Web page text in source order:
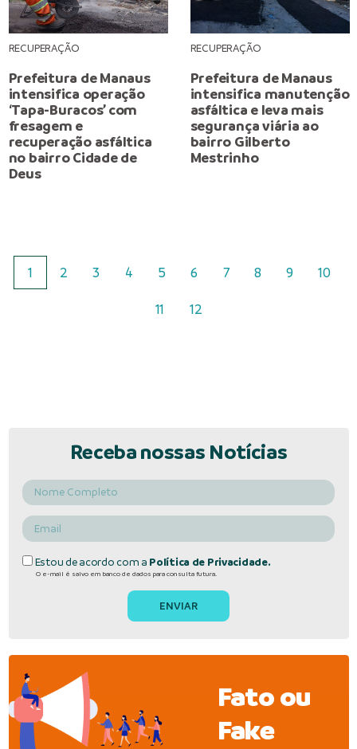
RECUPERAÇÃO
Prefeitura de Manaus
intensifica operação
‘Tapa-Buracos’ com
fresagem e
recuperação asfáltica
no bairro Cidade de
Deus
RECUPERAÇÃO
Prefeitura de Manaus
intensifica manutenção
asfáltica e leva mais
segurança viária ao
bairro Gilberto
Mestrinho
1 2 3 4 5 6 7 8 9 10
11 12
Receba nossas Notícias
Estou de acordo com a Política de Privacidade.
O e-mail é salvo em banco de dados para consulta futura.
Fato ou
Fake